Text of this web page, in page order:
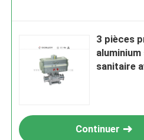
3 pièces
sanitaire
Continuer